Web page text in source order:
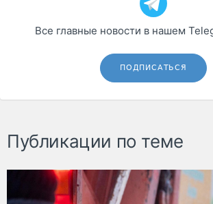
Все главные новости в нашем
ПОДПИСАТЬСЯ
Публикации по теме